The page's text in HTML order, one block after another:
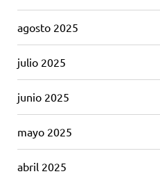
agosto 2025
julio 2025
junio 2025
mayo 2025
abril 2025